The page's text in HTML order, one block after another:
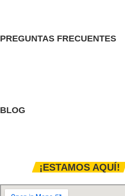
PREGUNTAS FRECUENTES
BLOG
¡ESTAMOS AQUÍ!